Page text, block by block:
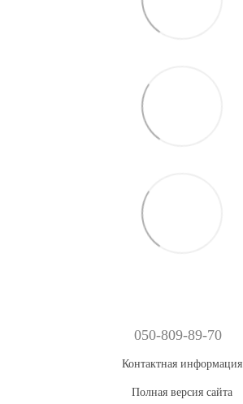
050-809-89-70
Контактная информация
Полная версия сайта